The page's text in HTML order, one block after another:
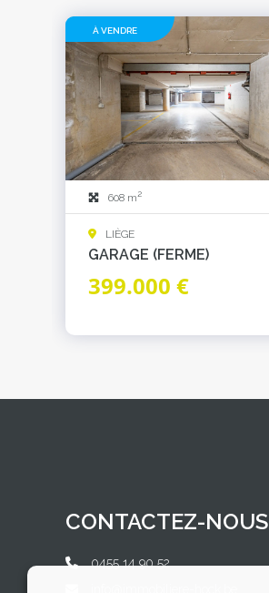
À VENDRE
608 m2
LIÈGE
GARAGE (FERME)
399.000 €
CONTACTEZ-NOUS
0455 14 90 52